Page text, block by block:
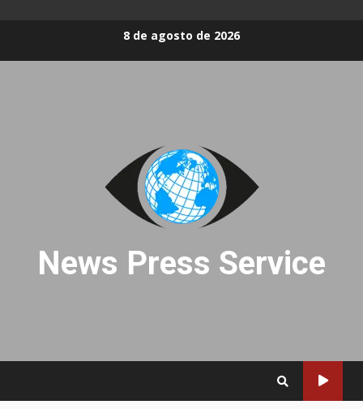
8 de agosto de 2026
News Press Service